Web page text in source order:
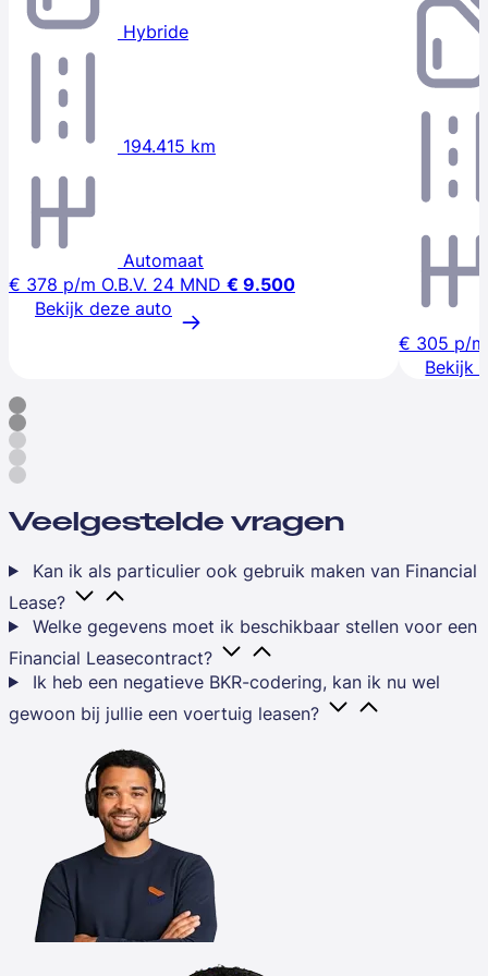
Hybride
194.415 km
Automaat
€ 378 p/m O.B.V. 24 MND € 9.500
Bekijk deze auto
€ 305 p/m
Bekijk
Veelgestelde vragen
Kan ik als particulier ook gebruik maken van Financial
Lease?
Welke gegevens moet ik beschikbaar stellen voor een
Financial Leasecontract?
Ik heb een negatieve BKR-codering, kan ik nu wel
gewoon bij jullie een voertuig leasen?